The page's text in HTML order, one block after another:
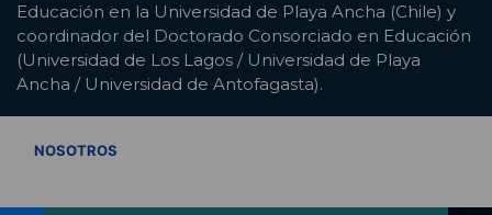
Educación en la Universidad de Playa Ancha (Chile) y
coordinador del Doctorado Consorciado en Educación
(Universidad de Los Lagos / Universidad de Playa
Ancha / Universidad de Antofagasta).
NOSOTROS